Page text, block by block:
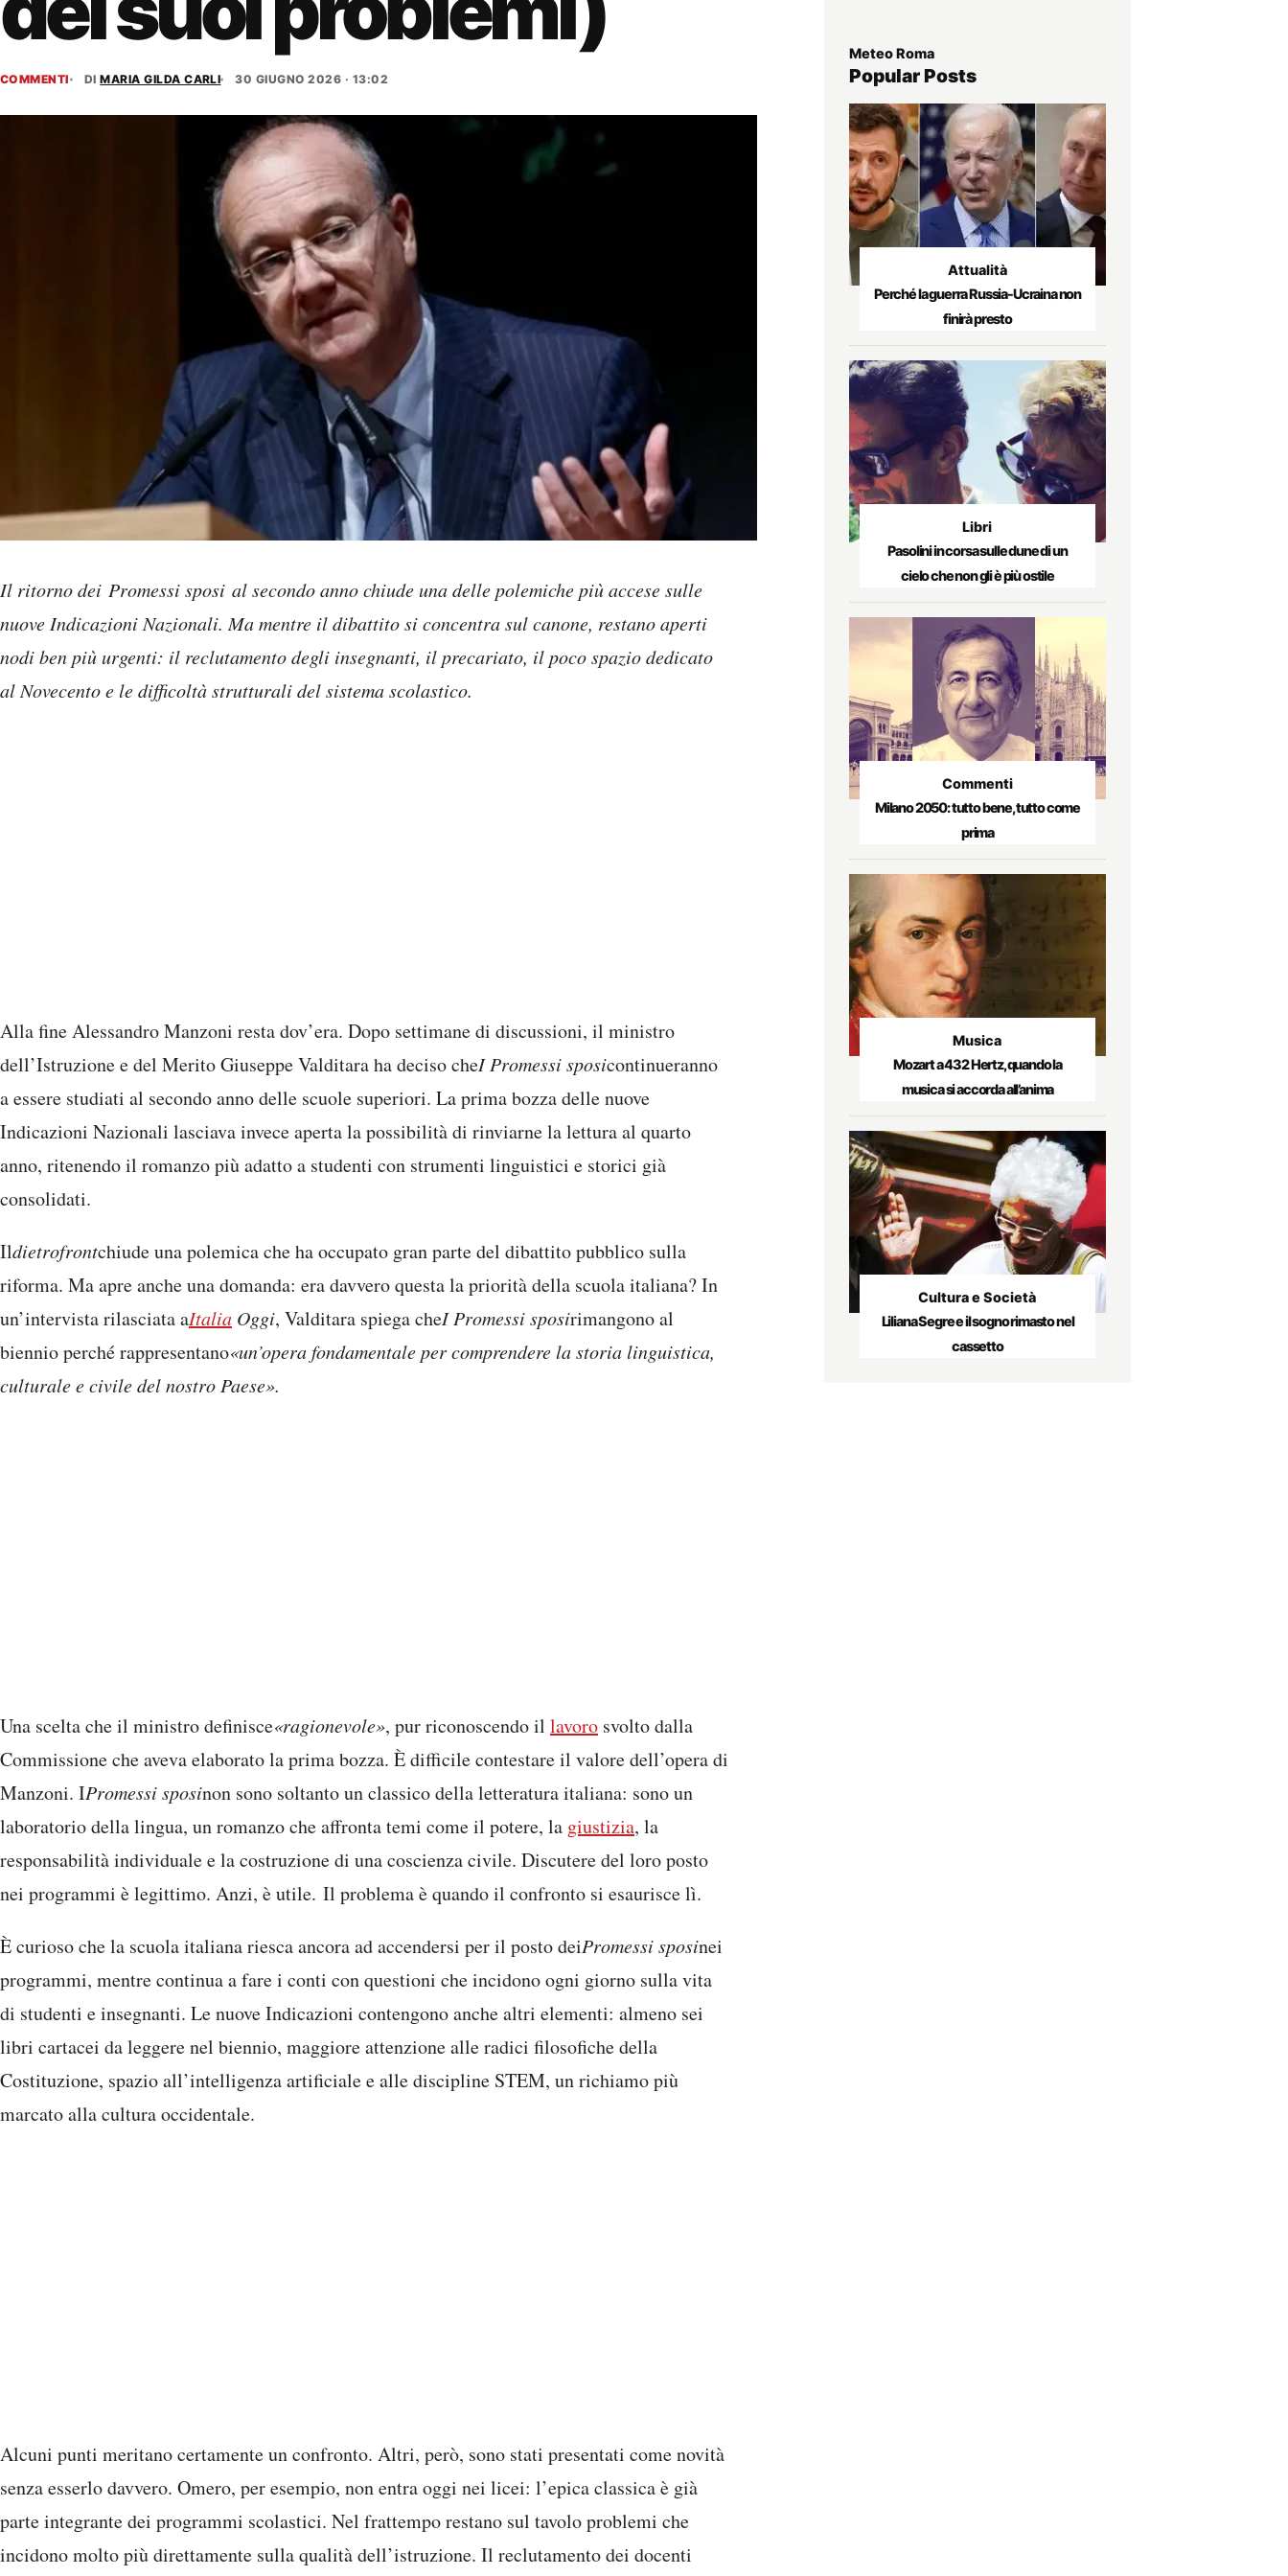
COMMENTI DIMARIA GILDA CARLI 30 GIUGNO 2026 · 13:02
Il ritorno dei Promessi sposi al secondo anno chiude una delle polemiche più accese sulle
nuove Indicazioni Nazionali. Ma mentre il dibattito si concentra sul canone, restano aperti
nodi ben più urgenti: il reclutamento degli insegnanti, il precariato, il poco spazio dedicato
al Novecento e le difficoltà strutturali del sistema scolastico.
Alla fine Alessandro Manzoni resta dov’era. Dopo settimane di discussioni, il ministro
dell’Istruzione e del Merito Giuseppe Valditara ha deciso cheI Promessi sposicontinueranno
a essere studiati al secondo anno delle scuole superiori. La prima bozza delle nuove
Indicazioni Nazionali lasciava invece aperta la possibilità di rinviarne la lettura al quarto
anno, ritenendo il romanzo più adatto a studenti con strumenti linguistici e storici già
consolidati.
Ildietrofrontchiude una polemica che ha occupato gran parte del dibattito pubblico sulla
riforma. Ma apre anche una domanda: era davvero questa la priorità della scuola italiana? In
un’intervista rilasciata aItalia Oggi, Valditara spiega cheI Promessi sposirimangono al
biennio perché rappresentano«un’opera fondamentale per comprendere la storia linguistica,
culturale e civile del nostro Paese».
Una scelta che il ministro definisce«ragionevole», pur riconoscendo il lavoro svolto dalla
Commissione che aveva elaborato la prima bozza. È difficile contestare il valore dell’opera di
Manzoni. IPromessi sposinon sono soltanto un classico della letteratura italiana: sono un
laboratorio della lingua, un romanzo che affronta temi come il potere, la giustizia, la
responsabilità individuale e la costruzione di una coscienza civile. Discutere del loro posto
nei programmi è legittimo. Anzi, è utile. Il problema è quando il confronto si esaurisce lì.
È curioso che la scuola italiana riesca ancora ad accendersi per il posto deiPromessi sposinei
programmi, mentre continua a fare i conti con questioni che incidono ogni giorno sulla vita
di studenti e insegnanti. Le nuove Indicazioni contengono anche altri elementi: almeno sei
libri cartacei da leggere nel biennio, maggiore attenzione alle radici filosofiche della
Costituzione, spazio all’intelligenza artificiale e alle discipline STEM, un richiamo più
marcato alla cultura occidentale.
Alcuni punti meritano certamente un confronto. Altri, però, sono stati presentati come novità
senza esserlo davvero. Omero, per esempio, non entra oggi nei licei: l’epica classica è già
parte integrante dei programmi scolastici. Nel frattempo restano sul tavolo problemi che
incidono molto più direttamente sulla qualità dell’istruzione. Il reclutamento dei docenti
Meteo Roma
Popular Posts
Attualità
Perché la guerra Russia-Ucraina non
finirà presto
Libri
Pasolini in corsa sulle dune di un
cielo che non gli è più ostile
Commenti
Milano 2050: tutto bene, tutto come
prima
Musica
Mozart a 432 Hertz, quando la
musica si accorda all’anima
Cultura e Società
Liliana Segre e il sogno rimasto nel
cassetto